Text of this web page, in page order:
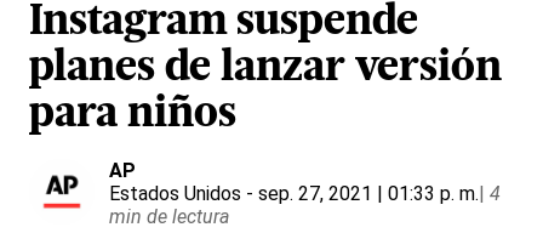
Instagram suspende
planes de lanzar versión
para niños
AP
Estados Unidos - sep. 27, 2021 | 01:33 p. m.| 4
min de lectura